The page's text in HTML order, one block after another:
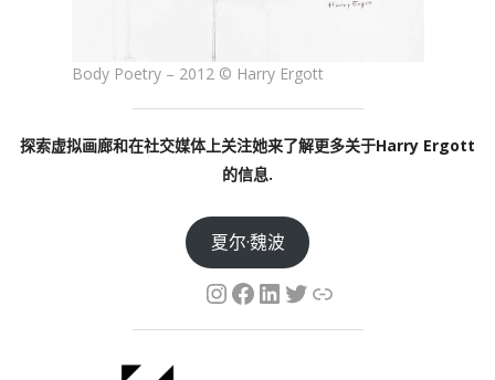
Body Poetry – 2012 © Harry Ergott
探索虚拟画廊和在社交媒体上关注她来了解更多关于Harry Ergott
的信息.
夏尔·魏波